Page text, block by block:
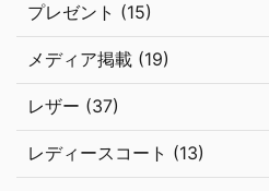
プレゼント (15)
メディア掲載 (19)
レザー (37)
レディースコート (13)